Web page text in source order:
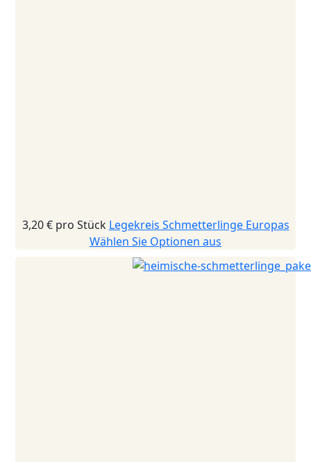
3,20 € pro Stück Legekreis Schmetterlinge Europas
Wählen Sie Optionen aus